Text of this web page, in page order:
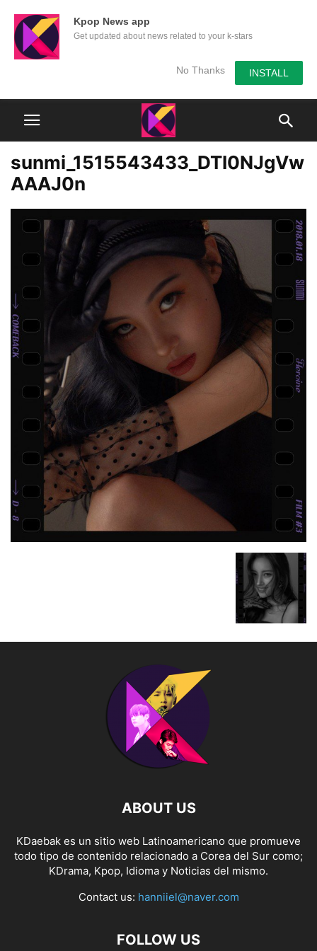
Kpop News app
Get updated about news related to your k-stars
No Thanks INSTALL
sunmi_1515543433_DTI0NJgVw
AAAJ0n
ABOUT US
KDaebak es un sitio web Latinoamericano que promueve
todo tipo de contenido relacionado a Corea del Sur como;
KDrama, Kpop, Idioma y Noticias del mismo.
Contact us: hanniiel@naver.com
FOLLOW US